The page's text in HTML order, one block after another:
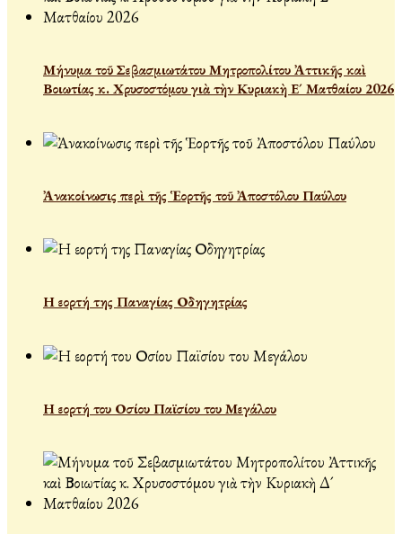
Μήνυμα τοῦ Σεβασμιωτάτου Μητροπολίτου Ἀττικῆς καὶ
Βοιωτίας κ. Χρυσοστόμου γιὰ τὴν Κυριακὴ Ε´ Ματθαίου 2026
Ἀνακοίνωσις περὶ τῆς Ἑορτῆς τοῦ Ἀποστόλου Παύλου
Η εορτή της Παναγίας Οδηγητρίας
Η εορτή του Οσίου Παϊσίου του Μεγάλου